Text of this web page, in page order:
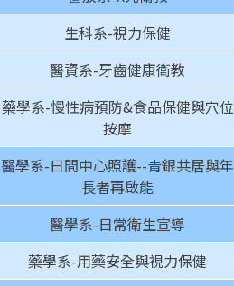
生科系-視力保健
醫資系-牙齒健康衛教
藥學系-慢性病預防&食品保健與穴位
按摩
醫學系-日間中心照護--青銀共居與年
長者再啟能
醫學系-日常衛生宣導
藥學系-用藥安全與視力保健